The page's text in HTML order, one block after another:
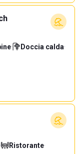
· Doccia calda·
· Ristorante·